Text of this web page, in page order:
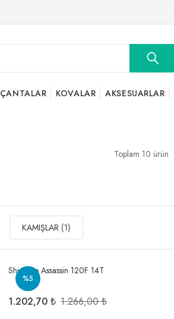
ÇANTALAR KOVALAR AKSESUARLAR
Toplam 10 ürün
KAMIŞLAR (1)
%5
Shimano Assassin 120F 14T
1.202,70 ₺ 1.266,00 ₺